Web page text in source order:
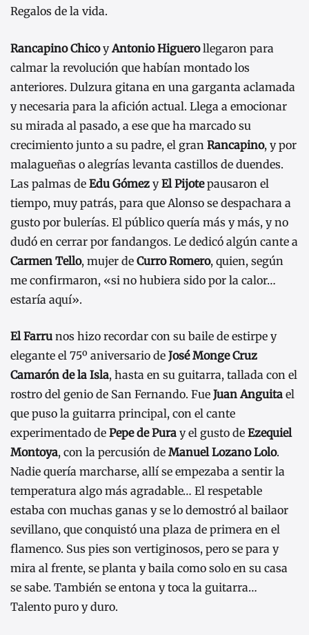
Regalos de la vida.
Rancapino ChicoyAntonio Higuerollegaron para
calmar la revolución que habían montado los
anteriores. Dulzura gitana en una garganta aclamada
y necesaria para la afición actual. Llega a emocionar
su mirada al pasado, a ese que ha marcado su
crecimiento junto a su padre, el gran Rancapino, y por
malagueñas o alegrías levanta castillos de duendes.
Las palmas de Edu Gómez yEl Pijotepausaron el
tiempo, muy patrás, para que Alonso se despachara a
gusto por bulerías. El público quería más y más, y no
dudó en cerrar por fandangos. Le dedicó algún cante a
Carmen Tello, mujer de Curro Romero, quien, según
me confirmaron, «si no hubiera sido por la calor…
estaría aquí».
El Farru nos hizo recordar con su baile de estirpe y
elegante el 75º aniversario de José Monge Cruz
Camarón de la Isla, hasta en su guitarra, tallada con el
rostro del genio de San Fernando. Fue Juan Anguita el
que puso la guitarra principal, con el cante
experimentado de Pepe de Pura y el gusto de Ezequiel
Montoya, con la percusión de Manuel Lozano Lolo.
Nadie quería marcharse, allí se empezaba a sentir la
temperatura algo más agradable… El respetable
estaba con muchas ganas y se lo demostró al bailaor
sevillano, que conquistó una plaza de primera en el
flamenco. Sus pies son vertiginosos, pero se para y
mira al frente, se planta y baila como solo en su casa
se sabe. También se entona y toca la guitarra…
Talento puro y duro.